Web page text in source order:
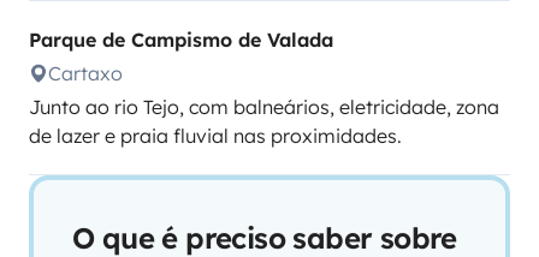
Parque de Campismo de Valada
Cartaxo
Junto ao rio Tejo, com balneários, eletricidade, zona
de lazer e praia fluvial nas proximidades.
O que é preciso saber sobre